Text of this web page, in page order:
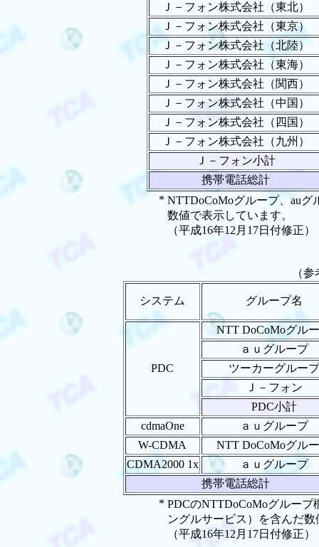
Ｊ－フォン株式会社（東北）
Ｊ－フォン株式会社（東京）
Ｊ－フォン株式会社（北陸）
Ｊ－フォン株式会社（東海）
Ｊ－フォン株式会社（関西）
Ｊ－フォン株式会社（中国）
Ｊ－フォン株式会社（四国）
Ｊ－フォン株式会社（九州）
Ｊ－フォン小計
携帯電話総計
* NTTDoCoMoグループ、au
数値で表示しています。
（平成16年12月17日付修正）
（
システム グループ名
PDC
NTT DoCoMoグル
ａｕグループ
ツーカーグループ
Ｊ－フォン
PDC小計
cdmaOne
ａｕグループ
W-CDMA
NTT DoCoMoグル
CDMA2000 1x
ａｕグループ
携帯電話総計
* PDCのNTTDoCoMoグルー
ングルサービス）を含んだ
（平成16年12月17日付修正）